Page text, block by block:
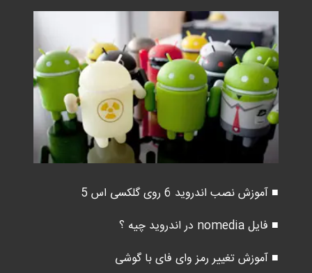
■ آموزش نصب اندروید 6 روی گلکسی اس 5
■ فایل nomedia در اندروید چیه ؟
■ آموزش تغییر رمز وای فای با گوشی